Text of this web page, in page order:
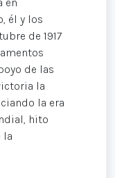
él y los
de 1917
de las
la
la era
hito
la